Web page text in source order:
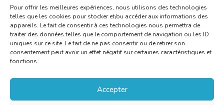
Pour offrir les meilleures expériences, nous utilisons des technologies
telles que les cookies pour stocker et/ou accéder aux informations des
appareils. Le fait de consentir à ces technologies nous permettra de
traiter des données telles que le comportement de navigation ou les ID
uniques sur ce site. Le fait de ne pas consentir ou de retirer son
consentement peut avoir un effet négatif sur certaines caractéristiques et
fonctions.
Accepter